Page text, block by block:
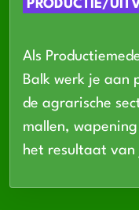
PRODUCTIE/
Als
Balk werk je aan
de agrarische
mallen,
het resultaat van